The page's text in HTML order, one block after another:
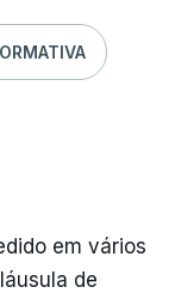
em vários
de